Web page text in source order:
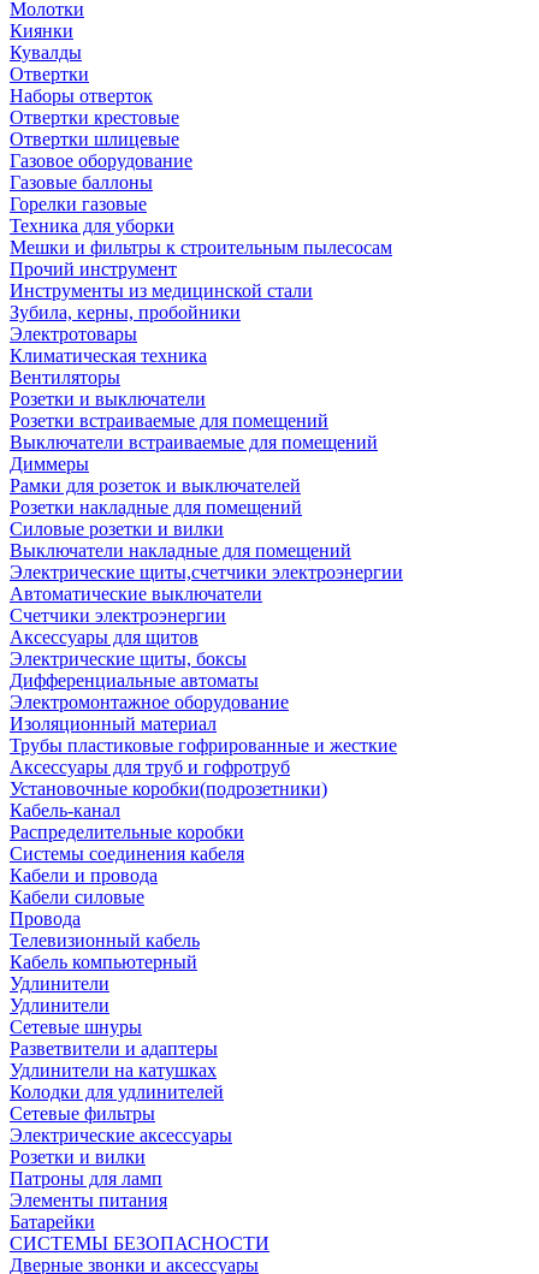
Молотки
Киянки
Кувалды
Отвертки
Наборы отверток
Отвертки крестовые
Отвертки шлицевые
Газовое оборудование
Газовые баллоны
Горелки газовые
Техника для уборки
Мешки и фильтры к строительным пылесосам
Прочий инструмент
Инструменты из медицинской стали
Зубила, керны, пробойники
Электротовары
Климатическая техника
Вентиляторы
Розетки и выключатели
Розетки встраиваемые для помещений
Выключатели встраиваемые для помещений
Диммеры
Рамки для розеток и выключателей
Розетки накладные для помещений
Силовые розетки и вилки
Выключатели накладные для помещений
Электрические щиты,счетчики электроэнергии
Автоматические выключатели
Счетчики электроэнергии
Аксессуары для щитов
Электрические щиты, боксы
Дифференциальные автоматы
Электромонтажное оборудование
Изоляционный материал
Трубы пластиковые гофрированные и жесткие
Аксессуары для труб и гофротруб
Установочные коробки(подрозетники)
Кабель-канал
Распределительные коробки
Системы соединения кабеля
Кабели и провода
Кабели силовые
Провода
Телевизионный кабель
Кабель компьютерный
Удлинители
Удлинители
Сетевые шнуры
Разветвители и адаптеры
Удлинители на катушках
Колодки для удлинителей
Сетевые фильтры
Электрические аксессуары
Розетки и вилки
Патроны для ламп
Элементы питания
Батарейки
СИСТЕМЫ БЕЗОПАСНОСТИ
Дверные звонки и аксессуары